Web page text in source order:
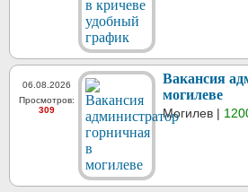
06.08.2026
Просмотров:
309
Вакансия
могилеве
Могилев |